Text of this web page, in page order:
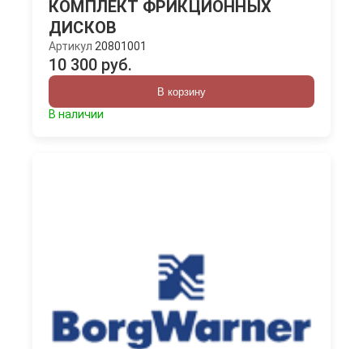
КОМПЛЕКТ ФРИКЦИОННЫХ
ДИСКОВ
Артикул 20801001
10 300 руб.
В корзину
В наличии